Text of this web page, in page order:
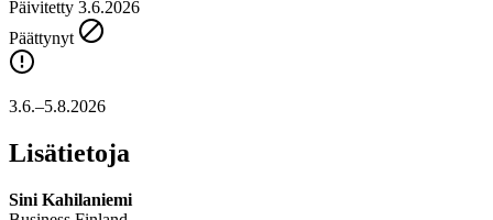
Päivitetty 3.6.2026
Päättynyt
3.6.–5.8.2026
Lisätietoja
Sini Kahilaniemi